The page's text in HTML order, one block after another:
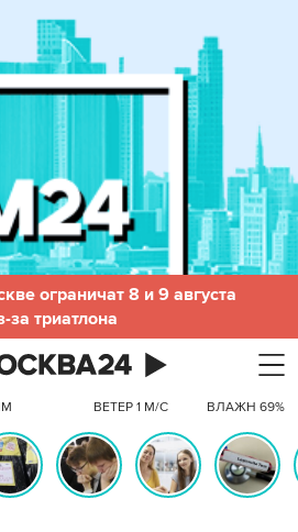
ограничат 8 и 9 августа
за триатлона
ВЕТЕР 1 М/С ВЛАЖН 69%